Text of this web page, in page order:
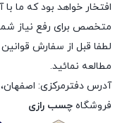
افتخار خواهد بود که ما
متخصص برای رفع نیاز
لطفا قبل از سفارش
مطالعه نمائید.
آدرس دفترمرکزی:
فروشگاه چسب رازی